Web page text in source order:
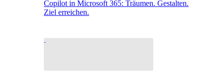
Copilot in Microsoft 365: Träumen. Gestalten.
Ziel erreichen.